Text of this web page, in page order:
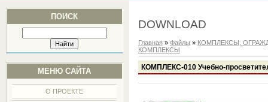
ПОИСК
МЕНЮ САЙТА
О ПРОЕКТЕ
DOWNLOAD
Главная » Файлы » КОМПЛЕКСЫ,
КОМПЛЕКСЫ
КОМПЛЕКС-010 Учебно-